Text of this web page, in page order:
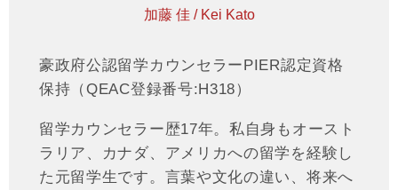
加藤 佳 / Kei Kato
豪政府公認留学カウンセラーPIER認定資格
保持（QEAC登録番号:H318）
留学カウンセラー歴17年。私自身もオースト
ラリア、カナダ、アメリカへの留学を経験し
た元留学生です。言葉や文化の違い、将来へ